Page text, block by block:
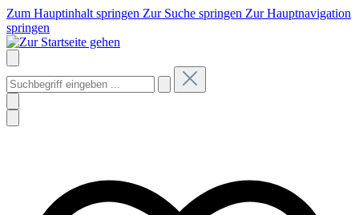
Zum Hauptinhalt springen Zur Suche springen Zur Hauptnavigation
springen